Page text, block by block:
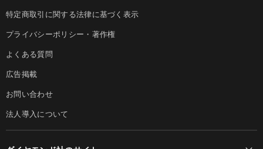
特定商取引に関する法律に基づく表示
プライバシーポリシー・著作権
よくある質問
広告掲載
お問い合わせ
法人導入について